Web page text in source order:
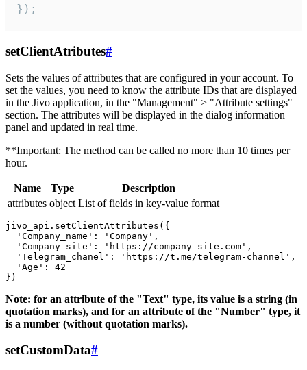
});
setClientAtributes#
Sets the values ​​of attributes that are configured in your account. To
set the values, you need to know the attribute IDs that are displayed
in the Jivo application, in the "Management" > "Attribute settings"
section. The attributes will be displayed in the dialog information
panel and updated in real time.
**Important: The method can be called no more than 10 times per
hour.
Name Type
Description
attributes object List of fields in key-value format
jivo_api.setClientAttributes({
  'Company_name': 'Company',
  'Company_site': 'https://company-site.com',
  'Telegram_chanel': 'https://t.me/telegram-channel',
  'Age': 42
Note: for an attribute of the "Text" type, its value is a string (in
quotation marks), and for an attribute of the "Number" type, it
is a number (without quotation marks).
setCustomData#